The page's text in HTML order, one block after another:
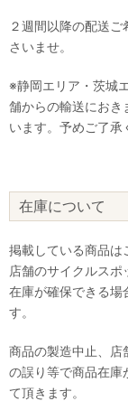
２週間以降の配送
さいませ。
※静岡エリア・茨城
舗からの輸送におき
います。予めご了承
在庫について
掲載している商品は
店舗のサイクルス
在庫が確保できる場
す。
商品の製造中止、店
の誤り等で商品在庫
て頂きます。